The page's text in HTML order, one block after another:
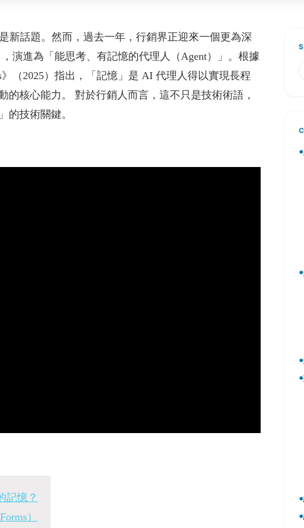
新話題。然而，過去一年，行銷界正迎來一個更為深
演進為「能思考、有記憶的代理人（Agent）」。根據
（2025）指出，「記憶」是 AI 代理人得以實現長程
核心能力。 對於行銷人而言，這不只是技術術語，
的技術關鍵。
記憶？
）
●
●
●
●
●
●